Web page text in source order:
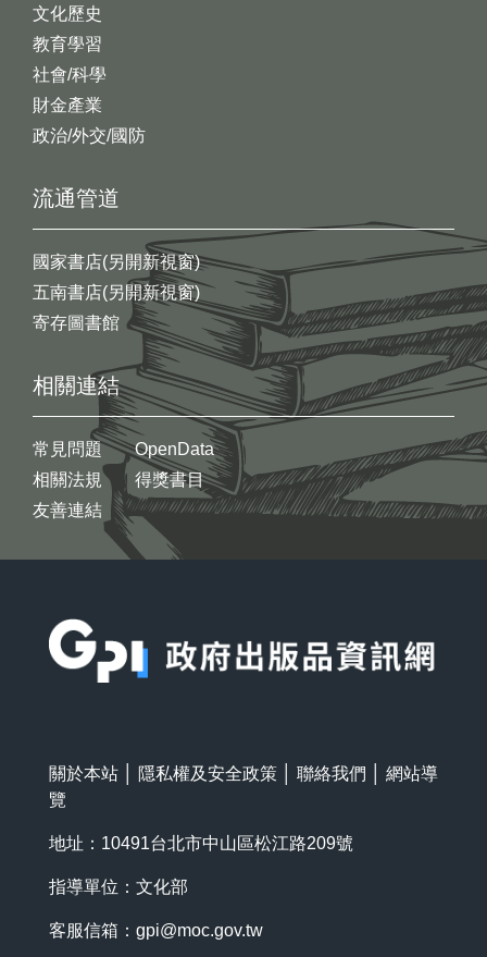
文化歷史
教育學習
社會/科學
財金產業
政治/外交/國防
流通管道
國家書店(另開新視窗)
五南書店(另開新視窗)
寄存圖書館
相關連結
常見問題
相關法規
友善連結
OpenData
得獎書目
關於本站 隱私權及安全政策 聯絡我們
網站導
覽
地址：10491台北市中山區松江路209號
指導單位：文化部
客服信箱： gpi@moc.gov.tw